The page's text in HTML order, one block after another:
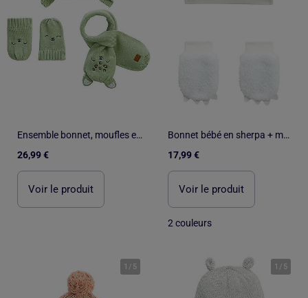
Ensemble bonnet, moufles et écharpe bébé en tricot Boavista
26,99 €
Voir le produit
Bonnet bébé en sherpa + moufles Alaska
17,99 €
Voir le produit
2 couleurs
1 / 5 1 / 5